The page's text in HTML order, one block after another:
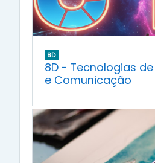
8D
8D - Tecnologias
e Comunicação